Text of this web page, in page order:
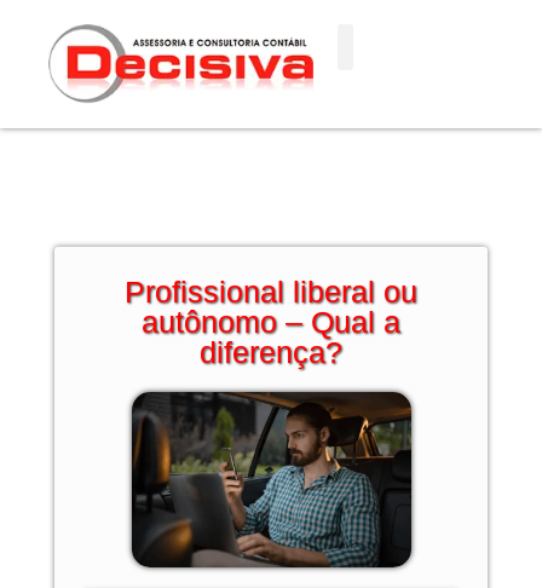
conteúdo
Profissional liberal ou
autônomo – Qual a
diferença?